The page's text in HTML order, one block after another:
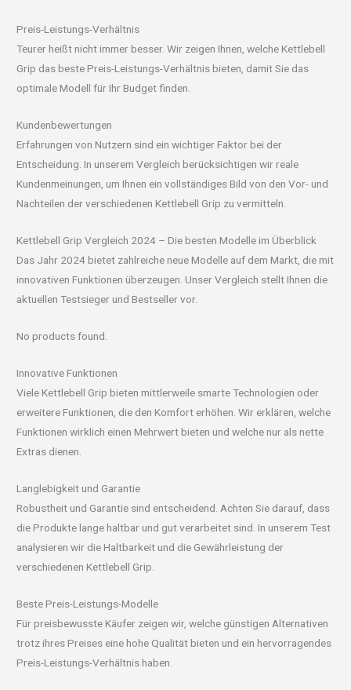
Preis-Leistungs-Verhältnis
Teurer heißt nicht immer besser. Wir zeigen Ihnen, welche Kettlebell
Grip das beste Preis-Leistungs-Verhältnis bieten, damit Sie das
optimale Modell für Ihr Budget finden.
Kundenbewertungen
Erfahrungen von Nutzern sind ein wichtiger Faktor bei der
Entscheidung. In unserem Vergleich berücksichtigen wir reale
Kundenmeinungen, um Ihnen ein vollständiges Bild von den Vor- und
Nachteilen der verschiedenen Kettlebell Grip zu vermitteln.
Kettlebell Grip Vergleich 2024 – Die besten Modelle im Überblick
Das Jahr 2024 bietet zahlreiche neue Modelle auf dem Markt, die mit
innovativen Funktionen überzeugen. Unser Vergleich stellt Ihnen die
aktuellen Testsieger und Bestseller vor.
No products found.
Innovative Funktionen
Viele Kettlebell Grip bieten mittlerweile smarte Technologien oder
erweitere Funktionen, die den Komfort erhöhen. Wir erklären, welche
Funktionen wirklich einen Mehrwert bieten und welche nur als nette
Extras dienen.
Langlebigkeit und Garantie
Robustheit und Garantie sind entscheidend. Achten Sie darauf, dass
die Produkte lange haltbar und gut verarbeitet sind. In unserem Test
analysieren wir die Haltbarkeit und die Gewährleistung der
verschiedenen Kettlebell Grip.
Beste Preis-Leistungs-Modelle
Für preisbewusste Käufer zeigen wir, welche günstigen Alternativen
trotz ihres Preises eine hohe Qualität bieten und ein hervorragendes
Preis-Leistungs-Verhältnis haben.